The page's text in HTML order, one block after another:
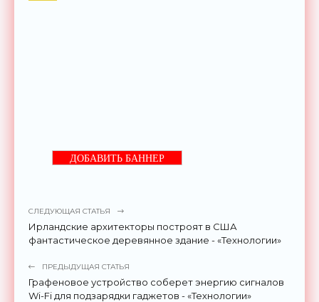
ДОБАВИТЬ БАННЕР
СЛЕДУЮЩАЯ СТАТЬЯ
Ирландские архитекторы построят в США
фантастическое деревянное здание - «Технологии»
ПРЕДЫДУЩАЯ СТАТЬЯ
Графеновое устройство соберет энергию сигналов
Wi-Fi для подзарядки гаджетов - «Технологии»